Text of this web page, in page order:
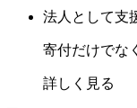
法人として支
寄付だけでな
詳しく見る